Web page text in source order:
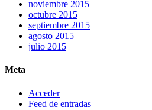
noviembre 2015
octubre 2015
septiembre 2015
agosto 2015
julio 2015
Meta
Acceder
Feed de entradas